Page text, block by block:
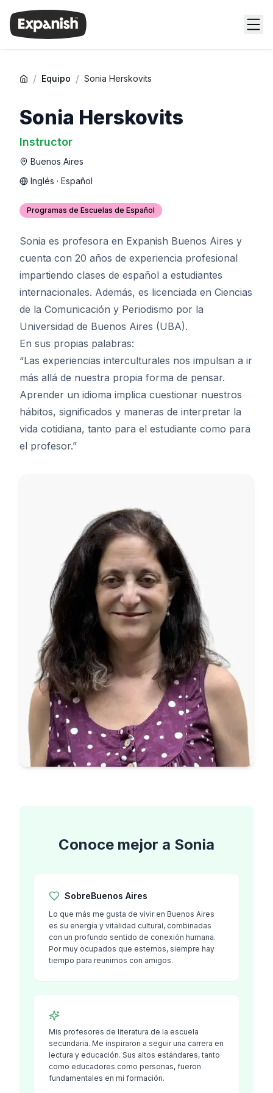
/ Equipo / Sonia Herskovits
Sonia Herskovits
Instructor
Buenos Aires
Inglés · Español
Programas de Escuelas de Español
Sonia es profesora en Expanish Buenos Aires y
cuenta con 20 años de experiencia profesional
impartiendo clases de español a estudiantes
internacionales. Además, es licenciada en Ciencias
de la Comunicación y Periodismo por la
Universidad de Buenos Aires (UBA).
En sus propias palabras:
“Las experiencias interculturales nos impulsan a ir
más allá de nuestra propia forma de pensar.
Aprender un idioma implica cuestionar nuestros
hábitos, significados y maneras de interpretar la
vida cotidiana, tanto para el estudiante como para
el profesor.”
Conoce mejor a Sonia
SobreBuenos Aires
Lo que más me gusta de vivir en Buenos Aires
es su energía y vitalidad cultural, combinadas
con un profundo sentido de conexión humana.
Por muy ocupados que estemos, siempre hay
tiempo para reunirnos con amigos.
Mis profesores de literatura de la escuela
secundaria. Me inspiraron a seguir una carrera en
lectura y educación. Sus altos estándares, tanto
como educadores como personas, fueron
fundamentales en mi formación.